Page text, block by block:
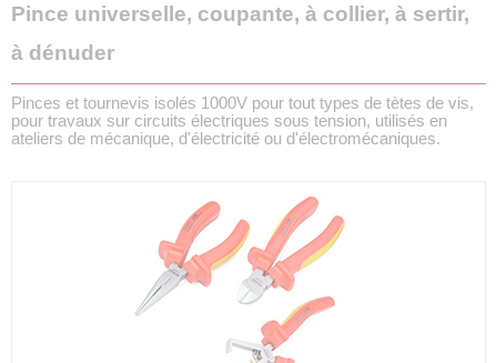
Pince universelle, coupante, à collier, à sertir,
à dénuder
Pinces et tournevis isolés 1000V pour tout types de tètes de vis,
pour travaux sur circuits électriques sous tension, utilisés en
ateliers de mécanique, d'électricité ou d'électromécaniques.